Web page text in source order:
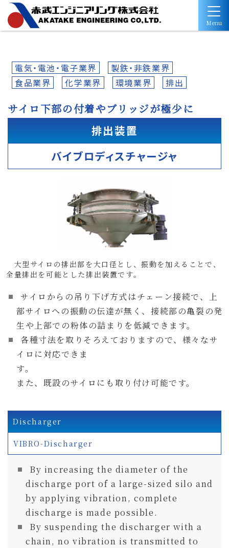
Menu
電気・電池・電子業界
製鉄・非鉄業界
食品業界
化学業界 環境業界 排出
サイロ下部の付着やブリッジが極少に
排出装置
バイブロディスチャージャ
大型サイロの排出部を大口径とし、振動を加えることで、
全量排出を可能とした排出装置です。
サイロからの吊り下げ方式はチェーン接続で、上
部サイロへの振動の伝達が無く、接続部の亀裂の発
生や上部での粉体の詰まりを低減できます。
各種寸法を取りそろえておりますので、様々なサ
イロに対応できま
す。
また、既設のサイロにも取り付け可能です。
Discharger
VIBRO-Discharger
By increasing the diameter of the
discharge port of a large-sized silo and
by applying vibration, complete
discharge is made possible.
By suspending the discharger with a
chain, no vibration is transmitted to